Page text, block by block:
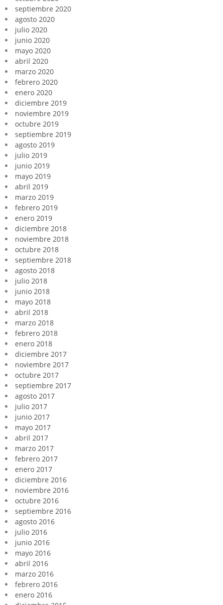
septiembre 2020
agosto 2020
julio 2020
junio 2020
mayo 2020
abril 2020
marzo 2020
febrero 2020
enero 2020
diciembre 2019
noviembre 2019
octubre 2019
septiembre 2019
agosto 2019
julio 2019
junio 2019
mayo 2019
abril 2019
marzo 2019
febrero 2019
enero 2019
diciembre 2018
noviembre 2018
octubre 2018
septiembre 2018
agosto 2018
julio 2018
junio 2018
mayo 2018
abril 2018
marzo 2018
febrero 2018
enero 2018
diciembre 2017
noviembre 2017
octubre 2017
septiembre 2017
agosto 2017
julio 2017
junio 2017
mayo 2017
abril 2017
marzo 2017
febrero 2017
enero 2017
diciembre 2016
noviembre 2016
octubre 2016
septiembre 2016
agosto 2016
julio 2016
junio 2016
mayo 2016
abril 2016
marzo 2016
febrero 2016
enero 2016